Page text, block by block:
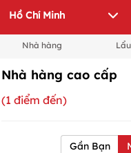
Nhà hàng Lẩu
Nhà hàng cao cấp
(1 điểm đến)
Gần Bạn